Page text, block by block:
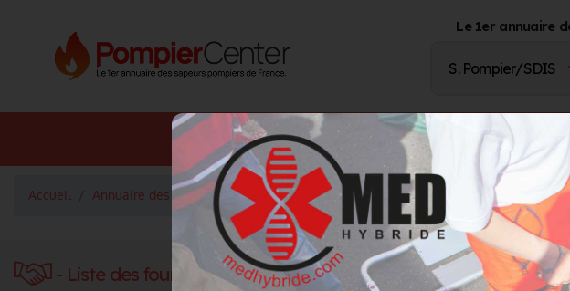
Le 1er annuaire
Annuaire SDIS Annuaire Fournisseurs
Accueil Annuaire des fournisseurs des Métiers du Feu Mâts télescopiques
- Liste des fournisseurs pour sapeur pompier